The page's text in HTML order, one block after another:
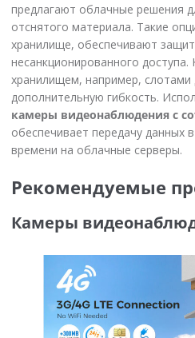
предлагают облачные решения
отснятого материала. Такие
хранилище, обеспечивают
несанкционированного
хранилищем, например, слотами
дополнительную гибкость.
камеры видеонаблюдения с
обеспечивает передачу данных
времени на облачные серверы.
Рекомендуемые
Камеры